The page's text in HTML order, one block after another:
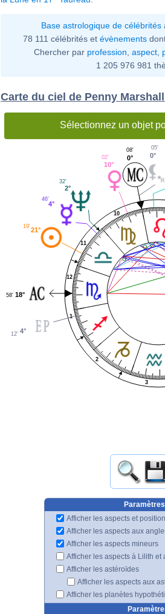
Base astrologique de célébrités
78 111 célébrités et évènements
Chercher par profession aspect
1 205 976 981
Carte du ciel de Penny
Sélectionnez un objet
1
2
3
10
11
12
0°
05'
0°
08'
10°
02'
2°
32'
4°
46'
21°
19'
18°
58'
4°
12'
Afficher les aspects et
Afficher les aspects aux
Afficher les aspects mineurs
Afficher les aspects à Lilith
Afficher les astéroïdes
Afficher les aspects aux
Afficher les planètes